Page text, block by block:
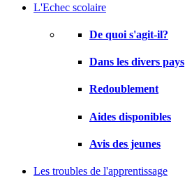
L'Echec scolaire
De quoi s'agit-il?
Dans les divers pays
Redoublement
Aides disponibles
Avis des jeunes
Les troubles de l'apprentissage